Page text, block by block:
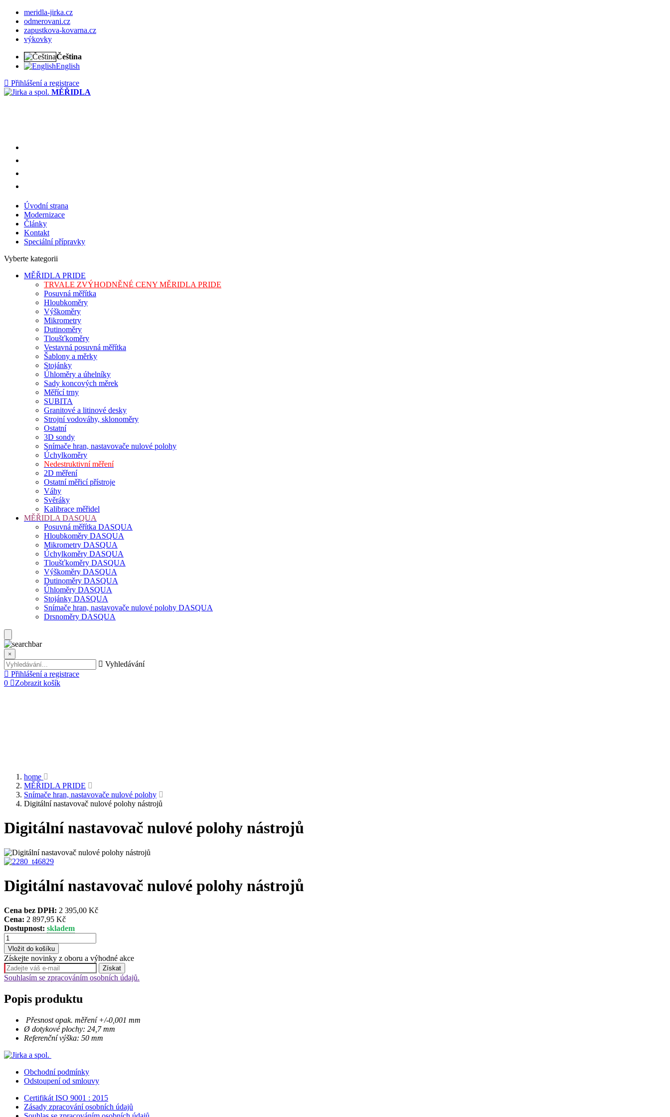
meridla-jirka.cz
odmerovani.cz
zapustkova-kovarna.cz
výkovky
Čeština
English
Přihlášení a registrace
MĚŘIDLA
Úvodní strana
Modernizace
Články
Kontakt
Speciální přípravky
Vyberte kategorii
MĚŘIDLA PRIDE
TRVALE ZVÝHODNĚNÉ CENY MĚRIDLA PRIDE
Posuvná měřítka
Hloubkoměry
Výškoměry
Mikrometry
Dutinoměry
Tloušťkoměry
Vestavná posuvná měřítka
Šablony a měrky
Stojánky
Úhloměry a úhelníky
Sady koncových měrek
Měřící trny
SUBITA
Granitové a litinové desky
Strojní vodováhy, sklonoměry
Ostatní
3D sondy
Snímače hran, nastavovače nulové polohy
Úchylkoměry
Nedestruktivní měření
2D měření
Ostatní měřicí přístroje
Váhy
Svěráky
Kalibrace měřidel
MĚŘIDLA DASQUA
Posuvná měřítka DASQUA
Hloubkoměry DASQUA
Mikrometry DASQUA
Úchylkoměry DASQUA
Tloušťkoměry DASQUA
Výškoměry DASQUA
Dutinoměry DASQUA
Úhloměry DASQUA
Stojánky DASQUA
Snímače hran, nastavovače nulové polohy DASQUA
Drsnoměry DASQUA
×
Vyhledávání
Přihlášení a registrace
0
Zobrazit košík
home
MĚŘIDLA PRIDE
Snímače hran, nastavovače nulové polohy
Digitální nastavovač nulové polohy nástrojů
Digitální nastavovač nulové polohy nástrojů
Digitální nastavovač nulové polohy nástrojů
Cena bez DPH: 2 395,00 Kč
Cena: 2 897,95 Kč
Dostupnost: skladem
Získejte novinky z oboru a výhodné akce
Souhlasím se zpracováním osobních údajů.
Popis produktu
Přesnost opak. měření +/-0,001 mm
Ø dotykové plochy: 24,7 mm
Referenční výška: 50 mm
Obchodní podmínky
Odstoupení od smlouvy
Certifikát ISO 9001 : 2015
Zásady zpracování osobních údajů